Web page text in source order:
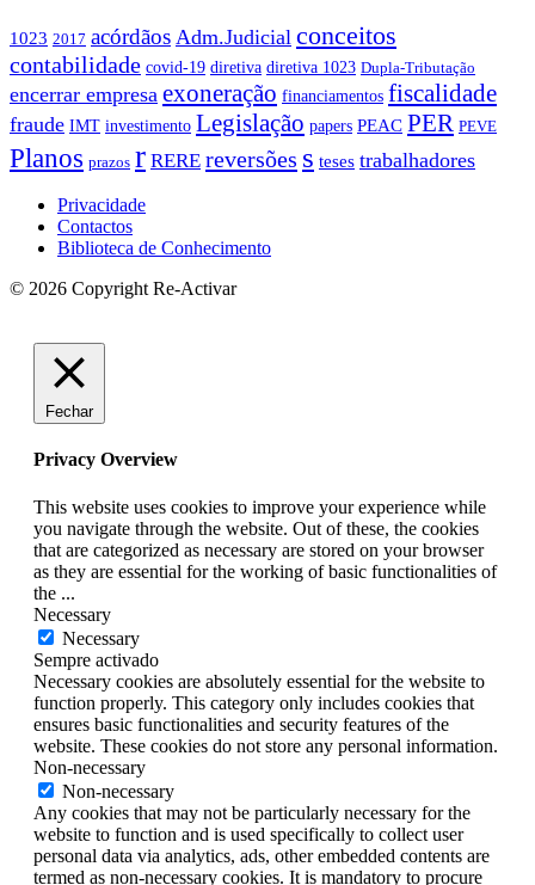
1023 2017 acórdãos Adm.Judicial conceitos
contabilidade covid-19 diretiva diretiva 1023 Dupla-Tributação
encerrar empresa exoneração financiamentos fiscalidade
fraude IMT investimento Legislação papers PEAC PER PEVE
Planos prazos r RERE reversões s teses trabalhadores
Privacidade
Contactos
Biblioteca de Conhecimento
© 2026 Copyright Re-Activar
Fechar
Privacy Overview
This website uses cookies to improve your experience while
you navigate through the website. Out of these, the cookies
that are categorized as necessary are stored on your browser
as they are essential for the working of basic functionalities of
the ...
Necessary
Necessary
Sempre activado
Necessary cookies are absolutely essential for the website to
function properly. This category only includes cookies that
ensures basic functionalities and security features of the
website. These cookies do not store any personal information.
Non-necessary
Non-necessary
Any cookies that may not be particularly necessary for the
website to function and is used specifically to collect user
personal data via analytics, ads, other embedded contents are
termed as non-necessary cookies. It is mandatory to procure